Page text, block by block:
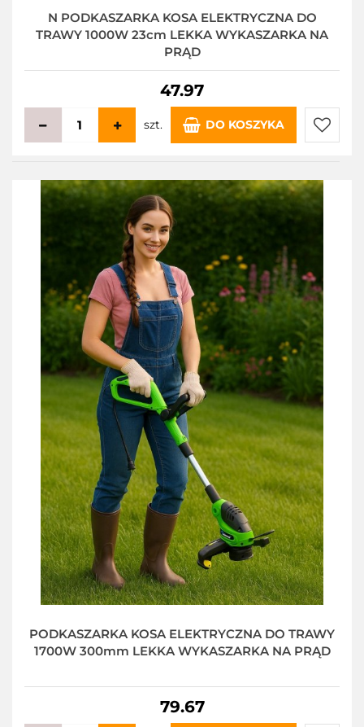
N PODKASZARKA KOSA ELEKTRYCZNA DO
TRAWY 1000W 23cm LEKKA WYKASZARKA NA
PRĄD
47.97
szt. DO KOSZYKA
Do
PODKASZARKA KOSA ELEKTRYCZNA DO TRAWY
1700W 300mm LEKKA WYKASZARKA NA PRĄD
79.67